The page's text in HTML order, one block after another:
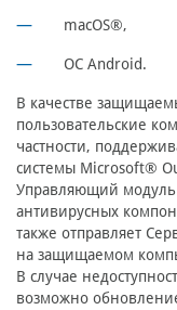
macOS®,
OC Android.
В качестве
пользовательские
частности,
системы Microsoft®
Управляющий модуль
антивирусных
также отправляет
на защищаемом
В случае
возможно